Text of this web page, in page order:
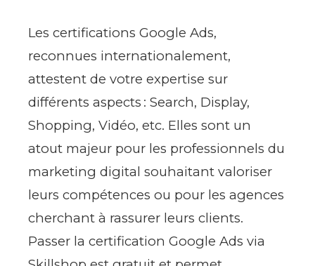
Les certifications Google Ads,
reconnues internationalement,
attestent de votre expertise sur
différents aspects : Search, Display,
Shopping, Vidéo, etc. Elles sont un
atout majeur pour les professionnels du
marketing digital souhaitant valoriser
leurs compétences ou pour les agences
cherchant à rassurer leurs clients.
Passer la certification Google Ads via